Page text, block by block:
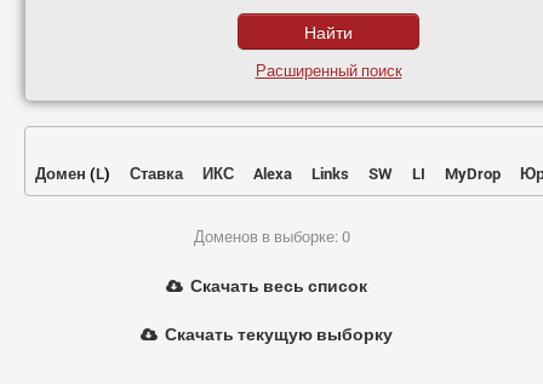
Расширенный поиск
Домен (L) Ставка ИКС Alexa Links SW LI MyDrop
Доменов в выборке: 0
Скачать весь список
Скачать текущую выборку